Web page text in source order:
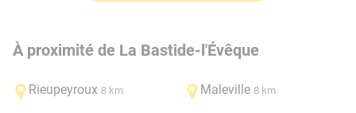
À proximité de La Bastide-l'Évêque
Rieupeyroux 8 km Maleville 8 km